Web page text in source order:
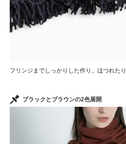
フリンジまでしっかりした作り。ほつれたり
ブラックとブラウンの2色展開